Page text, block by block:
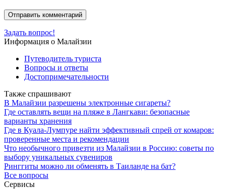
Задать вопрос!
Информация о Малайзии
Путеводитель туриста
Вопросы и ответы
Достопримечательности
Также спрашивают
В Малайзии разрешены электронные сигареты?
Где оставлять вещи на пляже в Лангкави: безопасные
варианты хранения
Где в Куала-Лумпуре найти эффективный спрей от комаров:
проверенные места и рекомендации
Что необычного привезти из Малайзии в Россию: советы по
выбору уникальных сувениров
Ринггиты можно ли обменять в Таиланде на бат?
Все вопросы
Сервисы